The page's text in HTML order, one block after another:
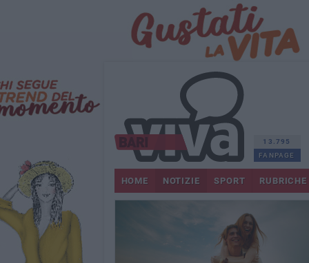
13.795
FANPAGE
HOME NOTIZIE SPORT RUBRICHE